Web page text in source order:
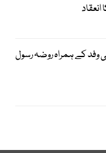
وفد کے ہمراہ روضہ رسول